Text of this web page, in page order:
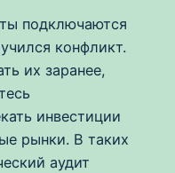
подключаются
конфликт.
их заранее,
инвестиции
рынки. В таких
аудит